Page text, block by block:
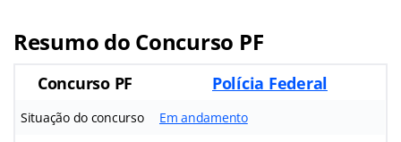
Resumo do Concurso PF
Concurso PF Polícia Federal
Situação do concurso Em andamento